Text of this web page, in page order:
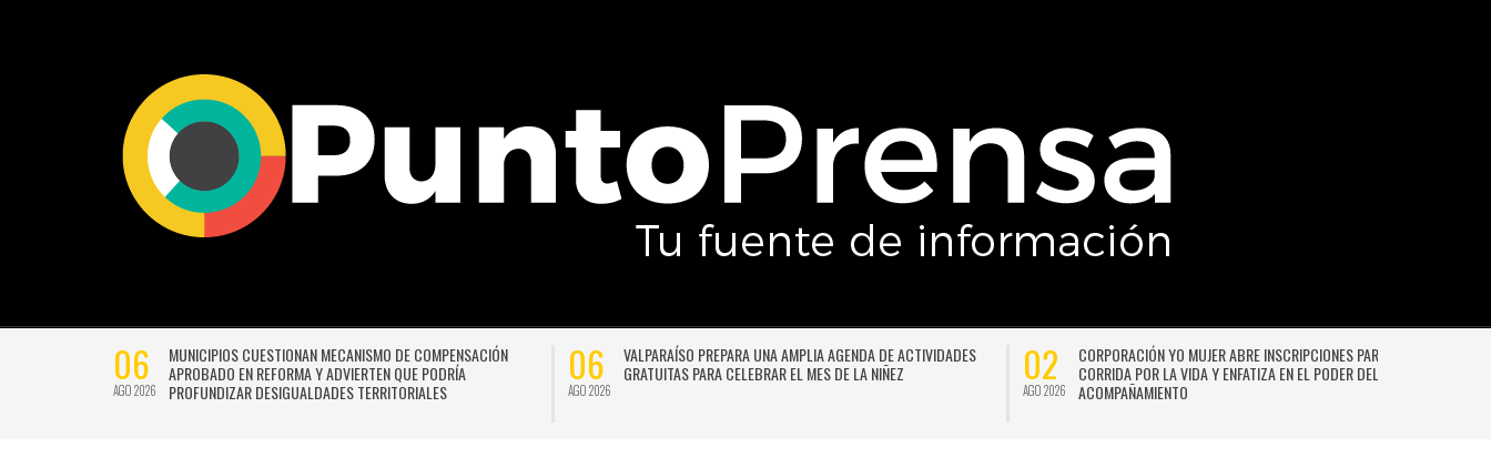
06
AGO 2026
MUNICIPIOS CUESTIONAN MECANISMO DE COMPENSACIÓN
APROBADO EN REFORMA Y ADVIERTEN QUE PODRÍA
PROFUNDIZAR DESIGUALDADES TERRITORIALES
06
AGO 2026
VALPARAÍSO PREPARA UNA AMPLIA AGENDA DE ACTIVIDADES
GRATUITAS PARA CELEBRAR EL MES DE LA NIÑEZ
02
AGO 2026
CORPORACIÓN YO MUJER ABRE INSCRIPCIONES PARA LA 17ª
CORRIDA POR LA VIDA Y ENFATIZA EN EL PODER DEL
ACOMPAÑAMIENTO